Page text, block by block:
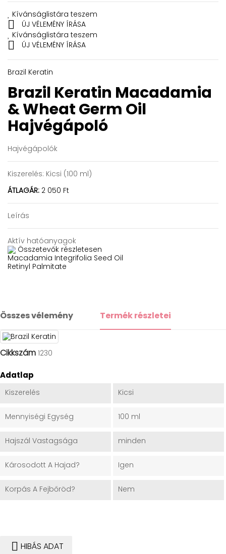
Kívánságlistára teszem

ÚJ VÉLEMÉNY ÍRÁSA
Kívánságlistára teszem
 ÚJ VÉLEMÉNY ÍRÁSA
Brazil Keratin
Brazil Keratin Macadamia
& Wheat Germ Oil
Hajvégápoló
Hajvégápolók
Kiszerelés: Kicsi (100 ml)
ÁTLAGÁR: 2 050 Ft
Leírás
Aktív hatóanyagok
Összetevők részletesen
Macadamia Integrifolia Seed Oil
Retinyl Palmitate
Összes vélemény Termék részletei
Cikkszám 1230
Adatlap
Kiszerelés Kicsi
Mennyiségi Egység 100 ml
Hajszál Vastagsága minden
Károsodott A Hajad? Igen
Korpás A Fejbőröd? Nem
 HIBÁS ADAT